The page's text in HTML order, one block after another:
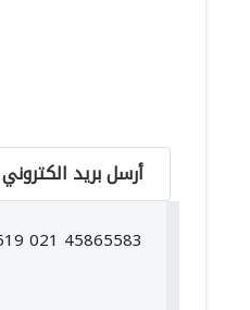
أرسل بريد الكتروني
021 45865583